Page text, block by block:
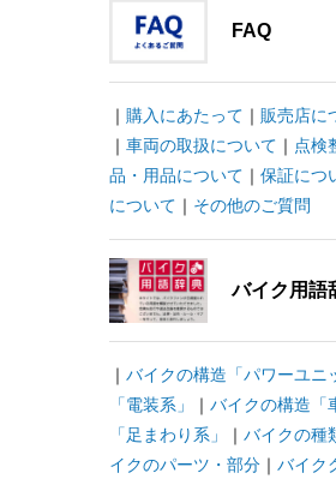
FAQ
｜ 購入にあたって ｜ 販売店に
｜ 車両の取扱について ｜ 点検
品・用品について ｜ 保証につ
について ｜ その他のご質問
バイク用語
｜ バイクの構造「パワーユニ
「電装系」
｜ バイクの構造「
「足まわり系」
｜ バイクの種
イクのパーツ・部分｜ バイク